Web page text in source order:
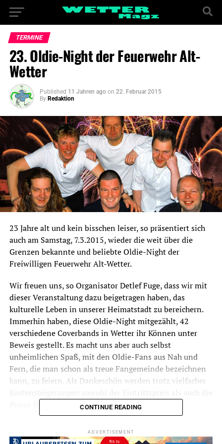
TERMINE
23. Oldie-Night der Feuerwehr Alt-
Wetter
Published 11 Jahren ago on 22. Februar 2015
By Redaktion
23 Jahre alt und kein bisschen leiser, so präsentiert sich
auch am Samstag, 7.3.2015, wieder die weit über die
Grenzen bekannte und beliebte Oldie-Night der
Freiwilligen Feuerwehr Alt-Wetter.
Wir freuen uns, so Organisator Detlef Fuge, dass wir mit
dieser Veranstaltung dazu beigetragen haben, das
kulturelle Leben in unserer Heimatstadt zu bereichern.
Immerhin haben, diese Oldie-Night mitgezählt, 42
verschiedene Coverbands in Wetter ihr Können unter
Beweis gestellt. Es macht uns aber auch selbst
unheimlichen Spaß, mit den Oldie-Fans aus Nah und
Fern, die man schon als treue Fangemeinde bezeichnen
kann, zu feiern. Als Dankeschön werden trotz vielfacher
Preise für Speisen und Getränke nicht erhöht.
Vorverkauf sichern, denn der Veranstalter konnte bisher
CONTINUE READING
ADVERTISEMENT